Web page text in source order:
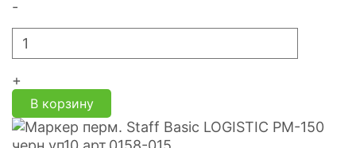
-
+
В корзину